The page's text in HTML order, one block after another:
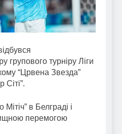
групового турніру Ліги
“Црвена Звезда”
в Белграді і
перемогою